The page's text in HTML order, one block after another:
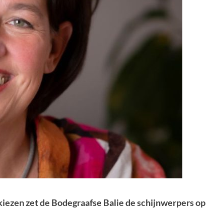
zet de Bodegraafse Balie de schijnwerpers op